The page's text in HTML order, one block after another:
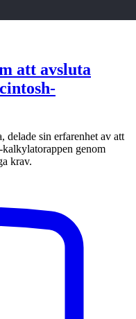
att avsluta
delade sin erfarenhet av att
genom
krav.